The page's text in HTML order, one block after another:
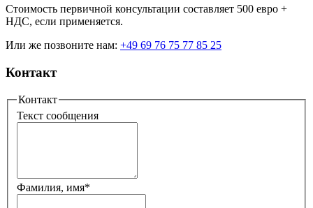
Стоимость первичной консультации составляет 500 евро +
НДС, если применяется.
Или же позвоните нам: +49 69 76 75 77 85 25
Контакт
Контакт
Текст сообщения
Фамилия, имя*